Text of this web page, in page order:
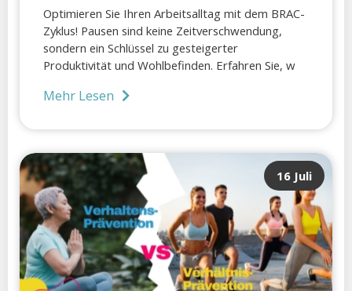
Optimieren Sie Ihren Arbeitsalltag mit dem BRAC-
Zyklus! Pausen sind keine Zeitverschwendung,
sondern ein Schlüssel zu gesteigerter
Produktivität und Wohlbefinden. Erfahren Sie, w
Mehr Lesen
16 Juli